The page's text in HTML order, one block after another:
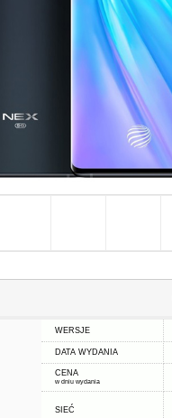
WERSJE
DATA WYDANIA
CENA
w dniu wydania
SIEĆ